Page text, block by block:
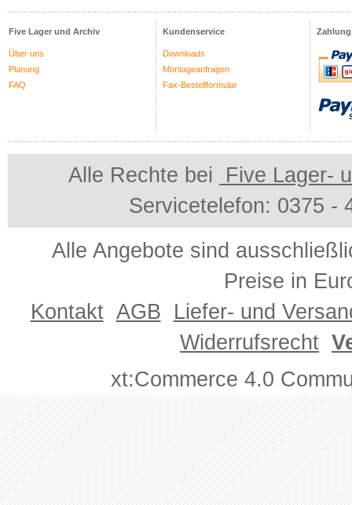
Five Lager und Archiv
Über uns
Planung
FAQ
Kundenservice
Downloads
Montageanfragen
Fax-Bestellformular
Alle Rechte bei
Five Lager-
Servicetelefon: 0375 -
Alle Angebote sind
Preise in
Kontakt AGB
Liefer- und
Widerrufsrecht
xt:Commerce 4.0